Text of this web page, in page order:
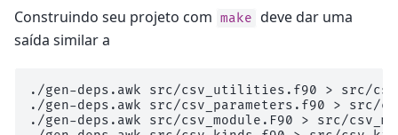
Construindo seu projeto com make deve dar uma
saída similar a
./gen-deps.awk src/csv_utilities.f90 > src/
./gen-deps.awk src/csv_parameters.f90 > src/
./gen-deps.awk src/csv_module.F90 > src/